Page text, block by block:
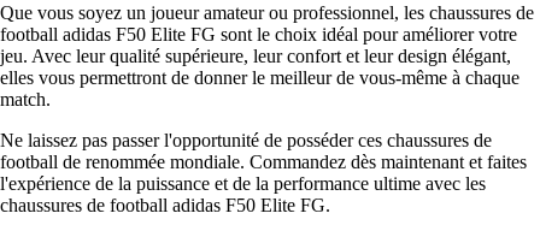
Que vous soyez un joueur amateur ou professionnel, les chaussures de
football adidas F50 Elite FG sont le choix idéal pour améliorer votre
jeu. Avec leur qualité supérieure, leur confort et leur design élégant,
elles vous permettront de donner le meilleur de vous-même à chaque
match.
Ne laissez pas passer l'opportunité de posséder ces chaussures de
football de renommée mondiale. Commandez dès maintenant et faites
l'expérience de la puissance et de la performance ultime avec les
chaussures de football adidas F50 Elite FG.